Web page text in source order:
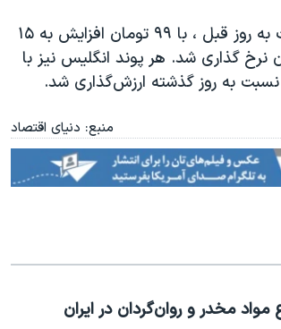
قیمت یورو نسبت به روز قبل ، با ۹۹ تومان افزایش به ۱۵
۳۹۸ تومان نرخ گذاری شد. هر پوند انگلیس نیز با
.
منبع: دنیای اقتصاد